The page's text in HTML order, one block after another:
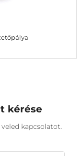
kérése
kapcsolatot.